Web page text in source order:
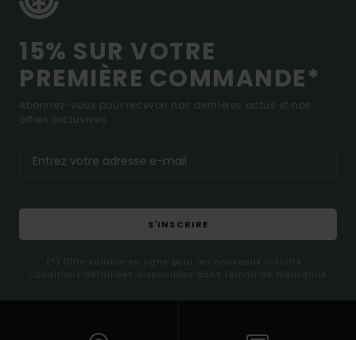
15% SUR VOTRE
PREMIÈRE COMMANDE*
Abonnez-vous pour recevoir nos dernières actus et nos
offres exclusives.
S'INSCRIRE
(*) Offre valable en ligne pour les nouveaux inscrits -
Conditions détaillées disponibles dans l'email de bienvenue